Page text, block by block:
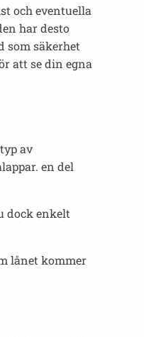
och eventuella
har desto
som säkerhet
att se din egna
av
en del
dock enkelt
lånet kommer